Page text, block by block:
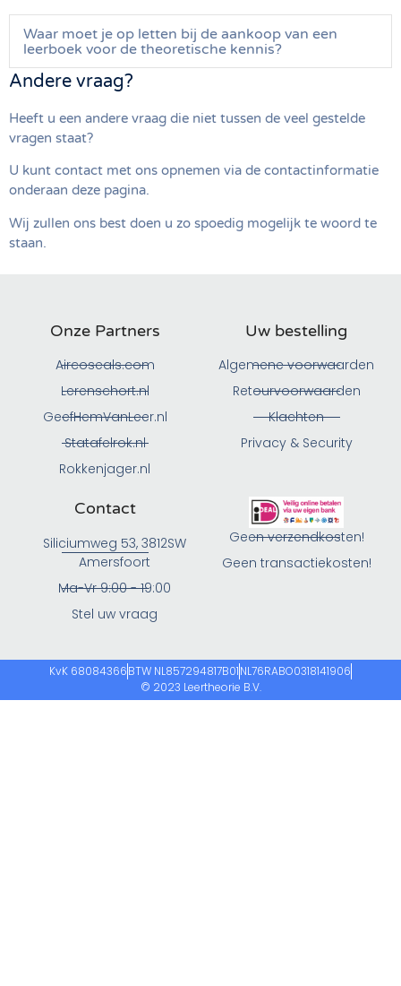
Waar moet je op letten bij de aankoop van een
leerboek voor de theoretische kennis?
Andere vraag?
Heeft u een andere vraag die niet tussen de veel gestelde
vragen staat?
U kunt contact met ons opnemen via de contactinformatie
onderaan deze pagina.
Wij zullen ons best doen u zo spoedig mogelijk te woord te
staan.
Onze Partners
Aircoseals.com
Lerenschort.nl
GeefHemVanLeer.nl
Statafelrok.nl
Rokkenjager.nl
Uw bestelling
Algemene voorwaarden
Retourvoorwaarden
Klachten
Privacy & Security
Contact
Siliciumweg 53, 3812SW
Amersfoort
Ma-Vr 9:00 - 19:00
Stel uw vraag
Geen verzendkosten!
Geen transactiekosten!
KvK 68084366BTW NL857294817B01NL76RABO0318141906
© 2023 Leertheorie B.V.